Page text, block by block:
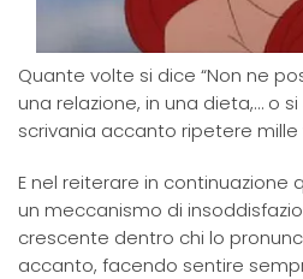
Quante volte si dice “Non ne
una relazione, in una dieta,… o
scrivania accanto ripetere mille
E nel reiterare in continuazione
un meccanismo di
crescente dentro chi lo
accanto, facendo sentire